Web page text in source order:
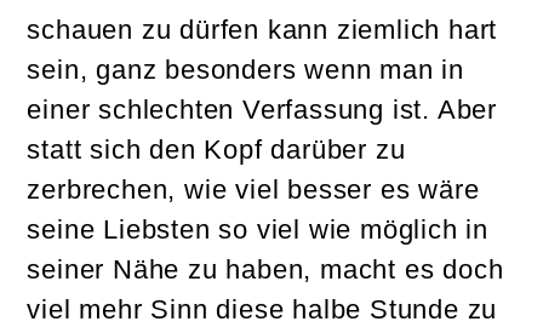
schauen zu dürfen kann ziemlich hart
sein, ganz besonders wenn man in
einer schlechten Verfassung ist. Aber
statt sich den Kopf darüber zu
zerbrechen, wie viel besser es wäre
seine Liebsten so viel wie möglich in
seiner Nähe zu haben, macht es doch
viel mehr Sinn diese halbe Stunde zu